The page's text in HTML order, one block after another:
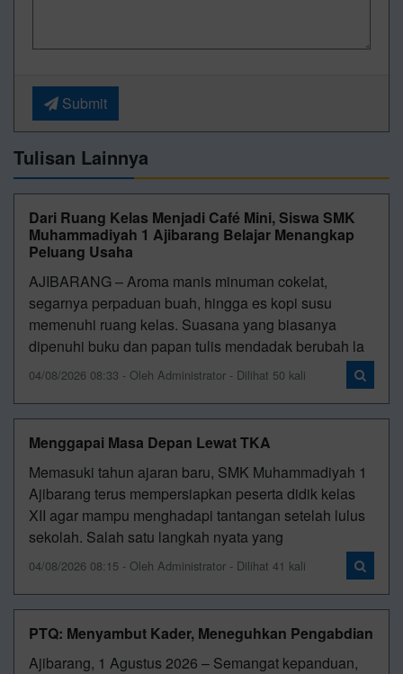
Submit
Tulisan Lainnya
Dari Ruang Kelas Menjadi Café Mini, Siswa SMK
Muhammadiyah 1 Ajibarang Belajar Menangkap
Peluang Usaha
AJIBARANG – Aroma manis minuman cokelat,
segarnya perpaduan buah, hingga es kopi susu
memenuhi ruang kelas. Suasana yang biasanya
dipenuhi buku dan papan tulis mendadak berubah la
04/08/2026 08:33 - Oleh Administrator - Dilihat 50 kali
Menggapai Masa Depan Lewat TKA
Memasuki tahun ajaran baru, SMK Muhammadiyah 1
Ajibarang terus mempersiapkan peserta didik kelas
XII agar mampu menghadapi tantangan setelah lulus
sekolah. Salah satu langkah nyata yang
04/08/2026 08:15 - Oleh Administrator - Dilihat 41 kali
PTQ: Menyambut Kader, Meneguhkan Pengabdian
Ajibarang, 1 Agustus 2026 – Semangat kepanduan,